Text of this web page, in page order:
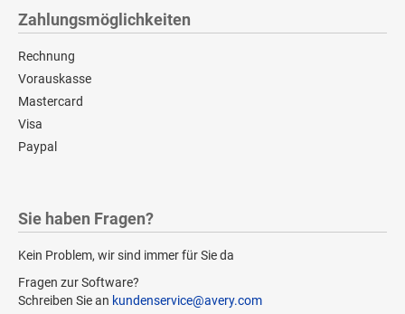
Zahlungsmöglichkeiten
Rechnung
Vorauskasse
Mastercard
Visa
Paypal
Sie haben Fragen?
Kein Problem, wir sind immer für Sie da
Fragen zur Software?
Schreiben Sie an kundenservice@avery.com